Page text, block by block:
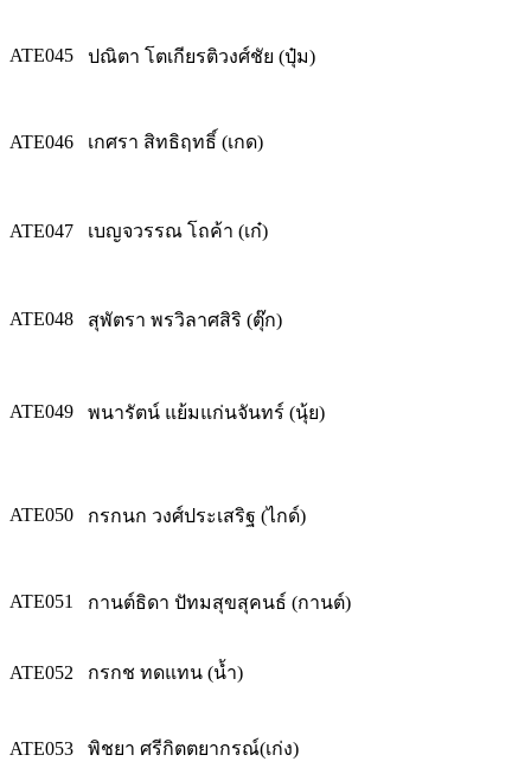
ATE045 ปณิตา โตเกียรติวงศ์ชัย (ปุ๋ม)
ATE046 เกศรา สิทธิฤทธิ์ (เกด)
ATE047 เบญจวรรณ โถค้า (เก๋)
ATE048 สุพัตรา พรวิลาศสิริ (ตุ๊ก)
ATE049 พนารัตน์ แย้มแก่นจันทร์ (นุ้ย)
ATE050 กรกนก วงศ์ประเสริฐ (ไกด์)
ATE051 กานต์ธิดา ปัทมสุขสุคนธ์ (กานต์)
ATE052 กรกช ทดแทน (น้ำ)
ATE053 พิชยา ศรีกิตตยากรณ์(เก่ง)